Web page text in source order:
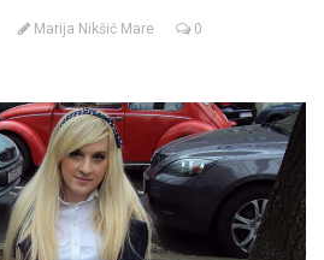
Marija Nikšić Mare 0